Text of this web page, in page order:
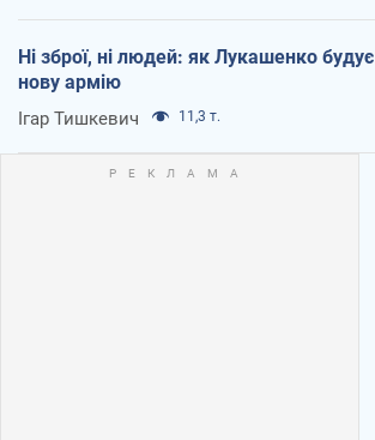
Ні зброї, ні людей: як Лукашенко будує
нову армію
Ігар Тишкевич 11,3 т.